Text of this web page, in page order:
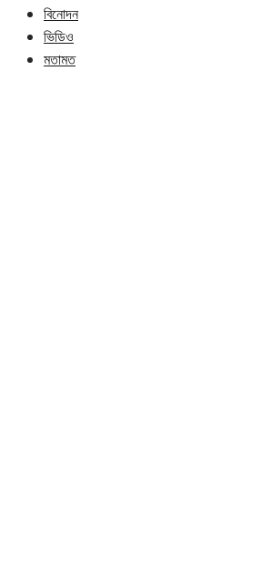
বিনোদন
ভিডিও
মতামত